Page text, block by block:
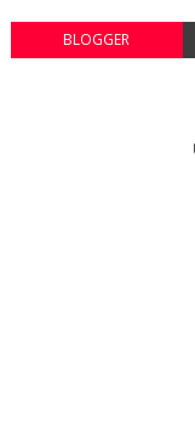
BLOGGER